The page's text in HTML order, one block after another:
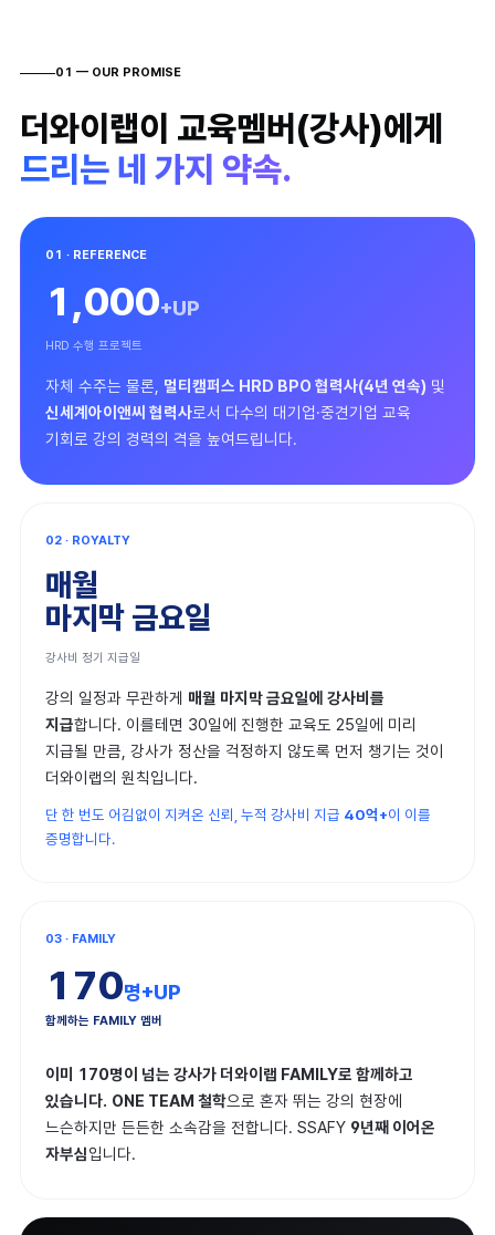
워크숍 도구
Instagram
Join 더와이랩
교육멤버
성수멤버
01 — OUR PROMISE
더와이랩이 교육멤버(강사)에게
드리는 네 가지 약속.
01 · REFERENCE
1,000+UP
HRD 수행 프로젝트
자체 수주는 물론, 멀티캠퍼스 HRD BPO 협력사(4년 연속) 및
신세계아이앤씨 협력사로서 다수의 대기업·중견기업 교육
기회로 강의 경력의 격을 높여드립니다.
02 · ROYALTY
매월
마지막 금요일
강사비 정기 지급일
강의 일정과 무관하게 매월 마지막 금요일에 강사비를
지급합니다. 이를테면 30일에 진행한 교육도 25일에 미리
지급될 만큼, 강사가 정산을 걱정하지 않도록 먼저 챙기는 것이
더와이랩의 원칙입니다.
단 한 번도 어김없이 지켜온 신뢰, 누적 강사비 지급 40억+이 이를
증명합니다.
03 · FAMILY
170명+UP
함께하는 FAMILY 멤버
이미 170명이 넘는 강사가 더와이랩 FAMILY로 함께하고
있습니다. ONE TEAM 철학으로 혼자 뛰는 강의 현장에
느슨하지만 든든한 소속감을 전합니다. SSAFY 9년째 이어온
자부심입니다.